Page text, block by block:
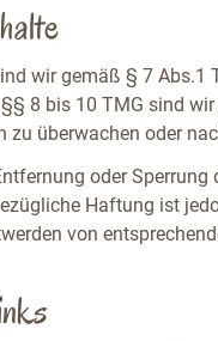
wir gemäß § 7 Abs.1
8 bis 10 TMG sind
zu überwachen oder
oder
Haftung ist
von